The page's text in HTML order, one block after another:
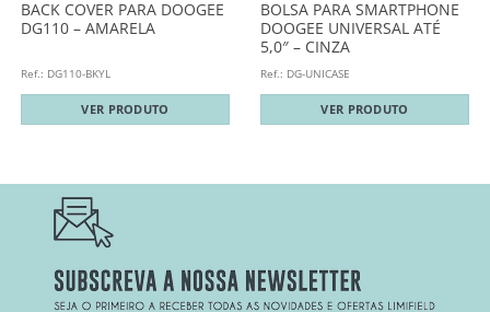
BACK COVER PARA DOOGEE
DG110 – AMARELA
Ref.: DG110-BKYL
VER PRODUTO
BOLSA PARA SMARTPHONE
DOOGEE UNIVERSAL ATÉ
5,0″ – CINZA
Ref.: DG-UNICASE
VER PRODUTO